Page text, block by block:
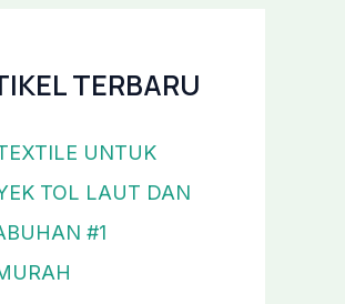
TERBARU
UNTUK
TOL LAUT DAN
#1